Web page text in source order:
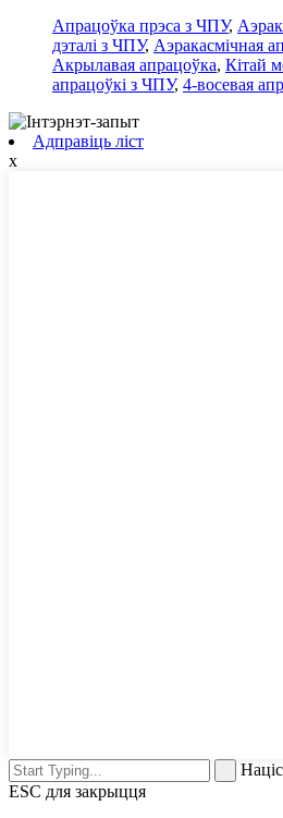
Апрацоўка прэса з ЧПУ,
дэталі з ЧПУ, Аэракасмічная
Акрылавая апрацоўка, Кітай
апрацоўкі з ЧПУ, 4-восевая
Адправіць ліст
x
ESC для закрыцця